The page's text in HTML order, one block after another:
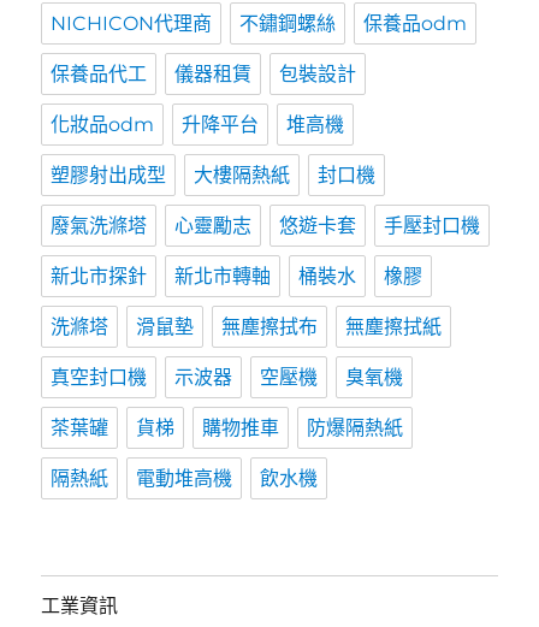
NICHICON代理商 不鏽鋼螺絲 保養品odm
保養品代工 儀器租賃 包裝設計
化妝品odm 升降平台 堆高機
塑膠射出成型 大樓隔熱紙 封口機
廢氣洗滌塔 心靈勵志 悠遊卡套 手壓封口機
新北市探針 新北市轉軸 桶裝水 橡膠
洗滌塔 滑鼠墊 無塵擦拭布 無塵擦拭紙
真空封口機 示波器 空壓機 臭氧機
茶葉罐 貨梯 購物推車 防爆隔熱紙
隔熱紙 電動堆高機 飲水機
工業資訊